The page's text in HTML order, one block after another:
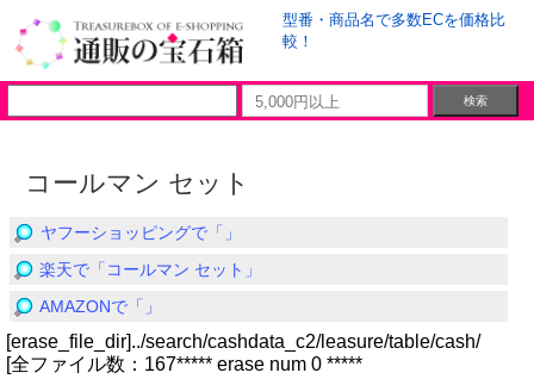
型番・商品名で多数ECを価格比
較！
コールマン セット
ヤフーショッピングで「」
楽天で「コールマン セット」
AMAZONで「」
[erase_file_dir]../search/cashdata_c2/leasure/table/cash/
[全ファイル数：167***** erase num 0 *****